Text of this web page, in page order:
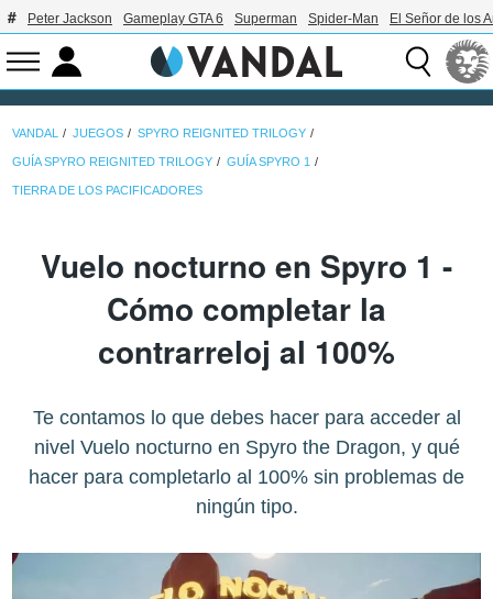
Peter Jackson Gameplay GTA 6 Superman Spider-Man El Señor de los
VANDAL JUEGOS SPYRO REIGNITED TRILOGY
GUÍA SPYRO REIGNITED TRILOGY GUÍA SPYRO 1
TIERRA DE LOS PACIFICADORES
Vuelo nocturno en Spyro 1 -
Cómo completar la
contrarreloj al 100%
Te contamos lo que debes hacer para acceder al
nivel Vuelo nocturno en Spyro the Dragon, y qué
hacer para completarlo al 100% sin problemas de
ningún tipo.